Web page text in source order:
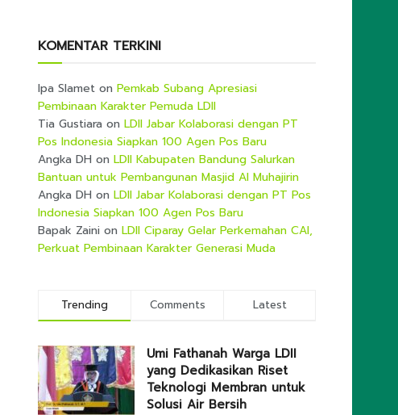
KOMENTAR TERKINI
Ipa Slamet on Pemkab Subang Apresiasi
Pembinaan Karakter Pemuda LDII
Tia Gustiara on LDII Jabar Kolaborasi dengan PT
Pos Indonesia Siapkan 100 Agen Pos Baru
Angka DH on LDII Kabupaten Bandung Salurkan
Bantuan untuk Pembangunan Masjid Al Muhajirin
Angka DH on LDII Jabar Kolaborasi dengan PT Pos
Indonesia Siapkan 100 Agen Pos Baru
Bapak Zaini on LDII Ciparay Gelar Perkemahan CAI,
Perkuat Pembinaan Karakter Generasi Muda
Trending Comments Latest
Umi Fathanah Warga LDII
yang Dedikasikan Riset
Teknologi Membran untuk
Solusi Air Bersih